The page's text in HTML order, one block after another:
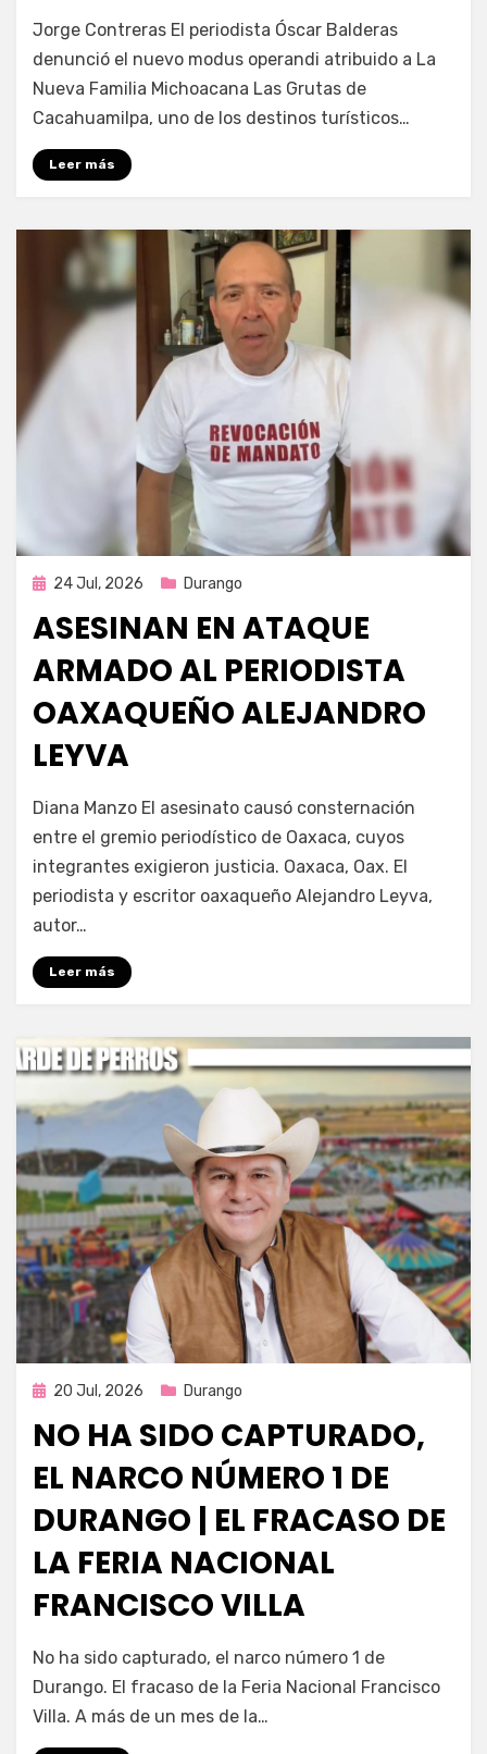
Fernando Miranda Servín
Jorge Contreras El periodista Óscar Balderas
denunció el nuevo modus operandi atribuido a La
Nueva Familia Michoacana Las Grutas de
Cacahuamilpa, uno de los destinos turísticos…
Leer más
Publicada
24 Jul, 2026 Durango
ASESINAN EN ATAQUE
ARMADO AL PERIODISTA
OAXAQUEÑO ALEJANDRO
LEYVA
Fernando Miranda Servín
Diana Manzo El asesinato causó consternación
entre el gremio periodístico de Oaxaca, cuyos
integrantes exigieron justicia. Oaxaca, Oax. El
periodista y escritor oaxaqueño Alejandro Leyva,
autor…
Leer más
Publicada
20 Jul, 2026 Durango
NO HA SIDO CAPTURADO,
EL NARCO NÚMERO 1 DE
DURANGO | EL FRACASO DE
LA FERIA NACIONAL
FRANCISCO VILLA
por Fernando Miranda Servín
No ha sido capturado, el narco número 1 de
Durango. El fracaso de la Feria Nacional Francisco
Villa. A más de un mes de la…